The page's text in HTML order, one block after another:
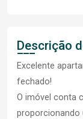
Descrição
Excelente
fechado!
O imóvel conta
proporcionando